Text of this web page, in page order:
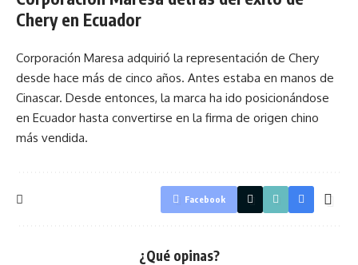
Chery en Ecuador
Corporación Maresa adquirió la representación de Chery
desde hace más de cinco años. Antes estaba en manos de
Cinascar. Desde entonces, la marca ha ido posicionándose
en Ecuador hasta convertirse en la firma de origen chino
más vendida.
Facebook
¿Qué opinas?